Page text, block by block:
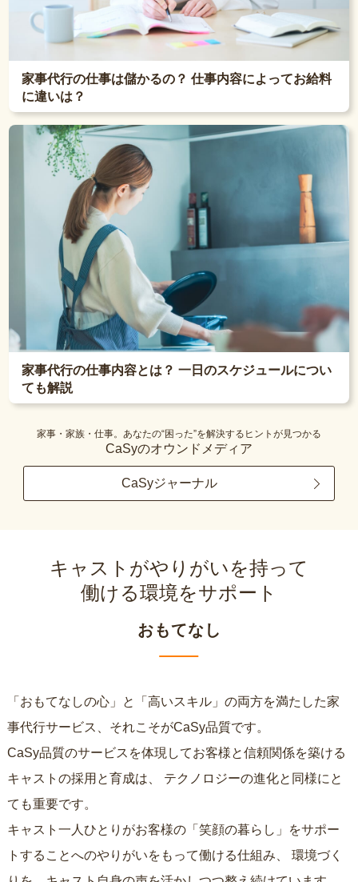
家事代行の仕事は儲かるの？ 仕事内容によってお給料
に違いは？
家事代行の仕事内容とは？ 一日のスケジュールについ
ても解説
家事・家族・仕事。あなたの“困った”を解決するヒントが見つかる
CaSyのオウンドメディア
CaSyジャーナル
キャストがやりがいを持って
働ける環境をサポート
おもてなし
「おもてなしの心」と「高いスキル」の両方を満たした家
事代行サービス、それこそがCaSy品質です。
CaSy品質のサービスを体現してお客様と信頼関係を築ける
キャストの採用と育成は、
ても重要です。
キャスト一人ひとりがお客様の「笑顔の暮らし」をサポー
トすることへのやりがいをもって働ける仕組み、